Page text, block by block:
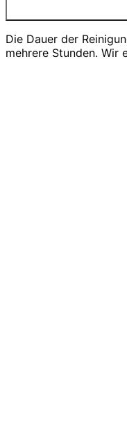
Die Dauer der
mehrere Stunden. Wir